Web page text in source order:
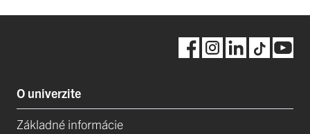
O univerzite
Základné informácie